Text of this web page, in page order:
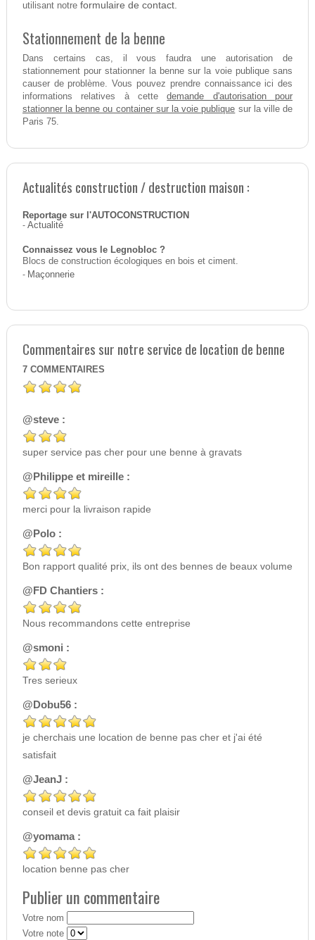
utilisant notre formulaire de contact.
Stationnement de la benne
Dans certains cas, il vous faudra une autorisation de
stationnement pour stationner la benne sur la voie publique sans
causer de problème. Vous pouvez prendre connaissance ici des
informations relatives à cettedemande d'autorisation pour
stationner la benne ou container sur la voie publique sur la ville de
Paris 75.
Actualités construction / destruction maison :
Reportage sur l'AUTOCONSTRUCTION
- Actualité
Connaissez vous le Legnobloc ?
Blocs de construction écologiques en bois et ciment.
- Maçonnerie
Commentaires sur notre service de location de benne
7 COMMENTAIRES
@steve :
super service pas cher pour une benne à gravats
@Philippe et mireille :
merci pour la livraison rapide
@Polo :
Bon rapport qualité prix, ils ont des bennes de beaux volume
@FD Chantiers :
Nous recommandons cette entreprise
@smoni :
Tres serieux
@Dobu56 :
je cherchais une location de benne pas cher et j'ai été
satisfait
@JeanJ :
conseil et devis gratuit ca fait plaisir
@yomama :
location benne pas cher
Publier un commentaire
Votre nom
Votre note